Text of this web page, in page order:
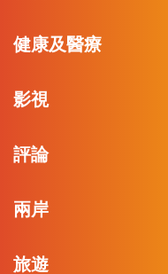
健康及醫療
影視
評論
兩岸
旅遊